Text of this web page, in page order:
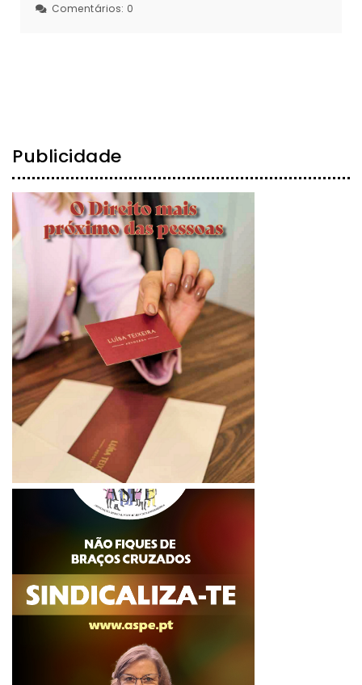
Comentários: 0
Publicidade